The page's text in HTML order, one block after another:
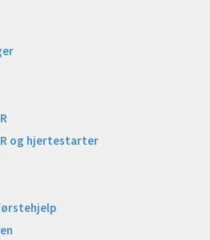
og hjertestarter